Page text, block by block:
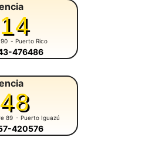
- Puerto Rico
476486
89 - Puerto Iguazú
420576